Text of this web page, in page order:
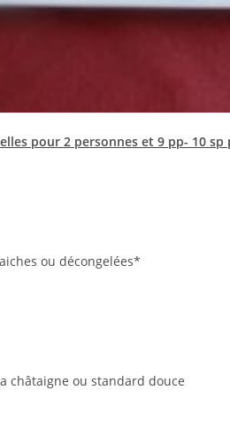
pour 2 personnes et 9 pp- 10 sp
ou décongelées*
châtaigne ou standard douce